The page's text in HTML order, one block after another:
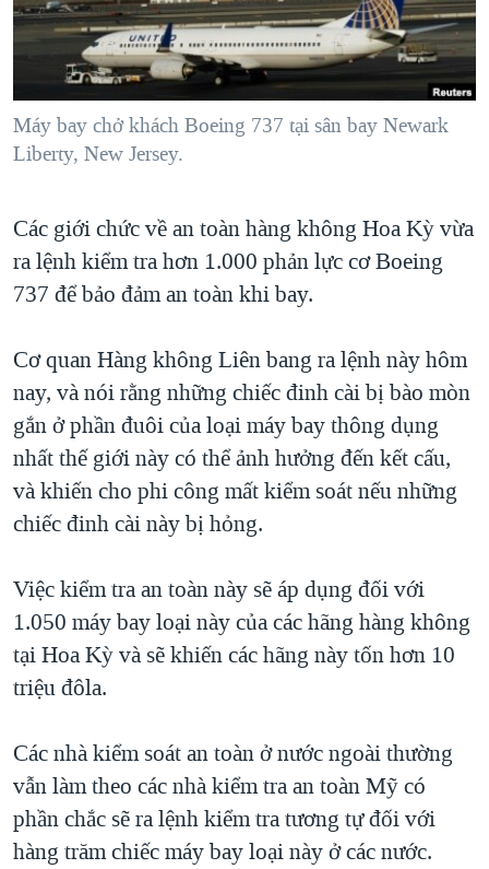
"Tìm"NGƯỜI VIỆT HẢI NGOẠI
ĐỜI SỐNG
KINH TẾ
KHOA HỌC
VĂN HOÁ
THỂ THAO
GIÁO DỤC
TẠI
HÀNH TRÌNH BẦU CỬ 2024
MỘT NĂM CHIẾN TRANH TẠI DẢI GAZA
GIẢI MÃ VÀNH ĐAI & CON ĐƯỜNG
NGÀY TỊ NẠN THẾ GIỚI
GROUND ZERO – XƯA VÀ NAY
CHI PHÍ CHIẾN TRANH AFGHANISTAN
THƯỢNG ĐỈNH TRUMP-KIM TẠI VIỆT NAM
TRỊNH VĨNH BÌNH VS. CHÍNH PHỦ VIỆT NAM
NGƯ DÂN VIỆT VÀ LÀN SÓNG TRỘM HẢI SÂM
BÊN KIA QUỐC LỘ: TIẾNG VỌNG TỪ NÔNG THÔN MỸ
QUAN HỆ VIỆT MỸ
VIDEO
NGHE
MẠNG XÃ HỘI
Ngôn ngữ khác
Máy bay chở khách Boeing 737 tại sân bay Newark
Liberty, New Jersey.
Các giới chức về an toàn hàng không Hoa Kỳ vừa
ra lệnh kiểm tra hơn 1.000 phản lực cơ Boeing
737 để bảo đảm an toàn khi bay.
Cơ quan Hàng không Liên bang ra lệnh này hôm
nay, và nói rằng những chiếc đinh cài bị bào mòn
gắn ở phần đuôi của loại máy bay thông dụng
nhất thế giới này có thể ảnh hưởng đến kết cấu,
và khiến cho phi công mất kiểm soát nếu những
chiếc đinh cài này bị hỏng.
Việc kiểm tra an toàn này sẽ áp dụng đối với
1.050 máy bay loại này của các hãng hàng không
tại Hoa Kỳ và sẽ khiến các hãng này tốn hơn 10
triệu đôla.
Các nhà kiểm soát an toàn ở nước ngoài thường
vẫn làm theo các nhà kiểm tra an toàn Mỹ có
phần chắc sẽ ra lệnh kiểm tra tương tự đối với
hàng trăm chiếc máy bay loại này ở các nước.